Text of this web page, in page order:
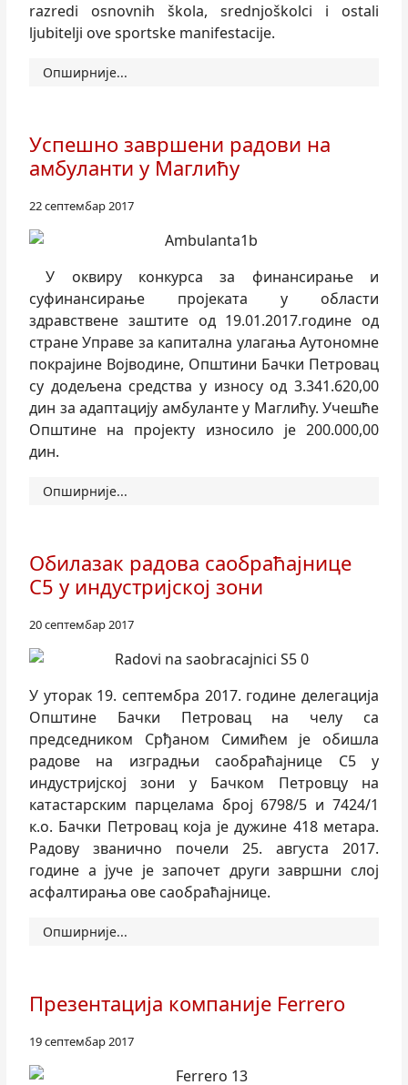
razredi osnovnih škola, srednjoškolci i ostali
ljubitelji ove sportske manifestacije.
Опширније...
Успешно завршени радови на
амбуланти у Маглићу
22 септембар 2017
У оквиру конкурса за финансирање и
суфинансирање пројеката у области
здравствене заштите од 19.01.2017.године од
стране Управе за капитална улагања Аутономне
покрајине Војводине, Општини Бачки Петровац
су додељена средства у износу од 3.341.620,00
дин за адаптацију амбуланте у Маглићу. Учешће
Општине на пројекту износило је 200.000,00
дин.
Опширније...
Обилазак радова саобраћајнице
С5 у индустријској зони
20 септембар 2017
У уторак 19. септембра 2017. године делегација
Општине Бачки Петровац на челу са
председником Срђаном Симићем је обишла
радове на изградњи саобраћајнице С5 у
индустријској зони у Бачком Петровцу на
катастарским парцелама број 6798/5 и 7424/1
к.о. Бачки Петровац која је дужине 418 метара.
Радову званично почели 25. августа 2017.
године а јуче је започет други завршни слој
асфалтирања ове саобраћајнице.
Опширније...
Презентација компаније Ferrero
19 септембар 2017